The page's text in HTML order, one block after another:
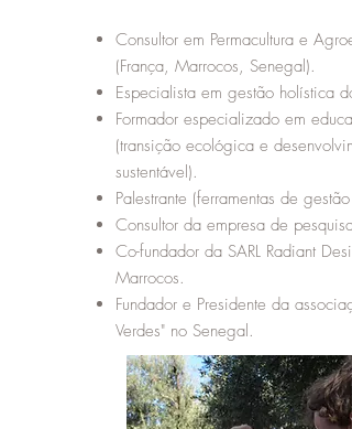
Consultor em Permacultura e
(França, Marrocos, Senegal).
Especialista em gestão holística
Formador especializado em
(transição ecológica e
sustentável).
Palestrante (ferramentas de gestão
Consultor da empresa de
Co-fundador da SARL Radiant
Marrocos.
Fundador e Presidente da
Verdes" no Senegal.